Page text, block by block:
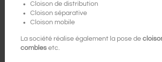
Cloison de distribution
Cloison séparative
Cloison mobile
La société réalise également la pose de
combles etc.